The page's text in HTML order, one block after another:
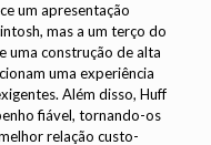
um apresentação
mas a um terço do
uma construção de alta
uma experiência
Além disso, Huff
fiável, tornando-os
relação custo-